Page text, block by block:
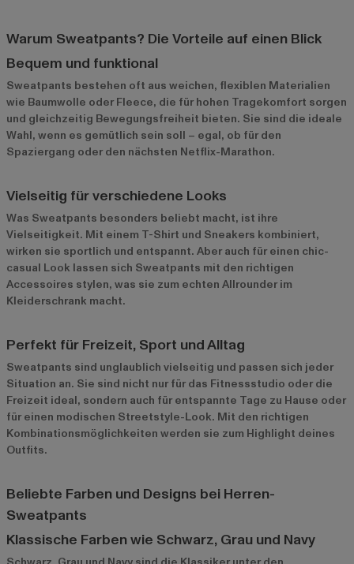
Warum Sweatpants? Die Vorteile auf einen Blick
Bequem und funktional
Sweatpants bestehen oft aus weichen, flexiblen Materialien
wie Baumwolle oder Fleece, die für hohen Tragekomfort sorgen
und gleichzeitig Bewegungsfreiheit bieten. Sie sind die ideale
Wahl, wenn es gemütlich sein soll – egal, ob für den
Spaziergang oder den nächsten Netflix-Marathon.
Vielseitig für verschiedene Looks
Was Sweatpants besonders beliebt macht, ist ihre
Vielseitigkeit. Mit einem T-Shirt und Sneakers kombiniert,
wirken sie sportlich und entspannt. Aber auch für einen chic-
casual Look lassen sich Sweatpants mit den richtigen
Accessoires stylen, was sie zum echten Allrounder im
Kleiderschrank macht.
Perfekt für Freizeit, Sport und Alltag
Sweatpants sind unglaublich vielseitig und passen sich jeder
Situation an. Sie sind nicht nur für das Fitnessstudio oder die
Freizeit ideal, sondern auch für entspannte Tage zu Hause oder
für einen modischen Streetstyle-Look. Mit den richtigen
Kombinationsmöglichkeiten werden sie zum Highlight deines
Outfits.
Beliebte Farben und Designs bei Herren-
Sweatpants
Klassische Farben wie Schwarz, Grau und Navy